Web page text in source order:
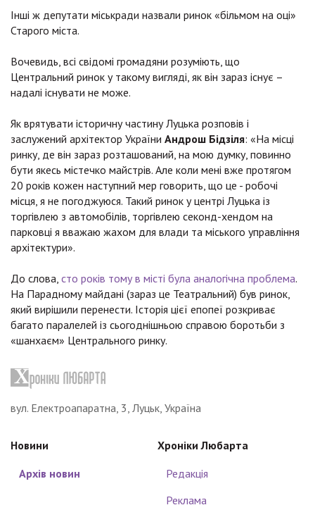
Інші ж депутати міськради назвали ринок «більмом на оці»
Старого міста.
Вочевидь, всі свідомі громадяни розуміють, що
Центральний ринок у такому вигляді, як він зараз існує –
надалі існувати не може.
Як врятувати історичну частину Луцька розповів і
заслужений архітектор України Андрош Бідзіля: «На місці
ринку, де він зараз розташований, на мою думку, повинно
бути якесь містечко майстрів. Але коли мені вже протягом
20 років кожен наступний мер говорить, що це - робочі
місця, я не погоджуюся. Такий ринок у центрі Луцька із
торгівлею з автомобілів, торгівлею секонд-хендом на
парковці я вважаю жахом для влади та міського управління
архітектури».
До слова, сто років тому в місті була аналогічна проблема.
На Парадному майдані (зараз це Театральний) був ринок,
який вирішили перенести. Історія цієї епопеї розкриває
багато паралелей із сьогоднішньою справою боротьби з
«шанхаєм» Центрального ринку.
вул. Електроапаратна, 3, Луцьк, Україна
Новини
Архів новин
Хроніки Любарта
Редакція
Реклама